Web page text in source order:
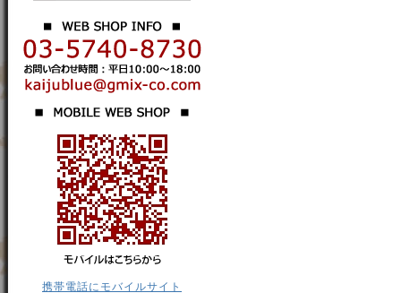
携帯電話にモバイルサイト